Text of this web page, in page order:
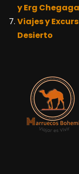
y Erg Chegaga
Viajes y
Desierto